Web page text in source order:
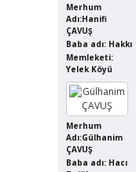
Merhum
Adı:Hanifi
ÇAVUŞ
Baba adı: Hakkı
Memleketi:
Yelek Köyü
Merhum
Adı:Gülhanim
ÇAVUŞ
Baba adı: Hacı